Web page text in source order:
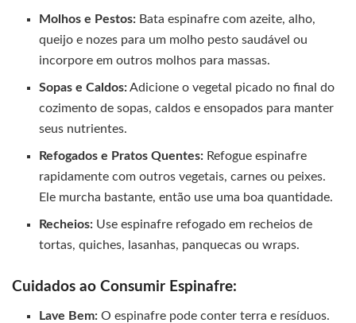
Molhos e Pestos: Bata espinafre com azeite, alho,
queijo e nozes para um molho pesto saudável ou
incorpore em outros molhos para massas.
Sopas e Caldos:Adicione o vegetal picado no final do
cozimento de sopas, caldos e ensopados para manter
seus nutrientes.
Refogados e Pratos Quentes: Refogue espinafre
rapidamente com outros vegetais, carnes ou peixes.
Ele murcha bastante, então use uma boa quantidade.
Recheios: Use espinafre refogado em recheios de
tortas, quiches, lasanhas, panquecas ou wraps.
Cuidados ao Consumir Espinafre:
Lave Bem: O espinafre pode conter terra e resíduos.